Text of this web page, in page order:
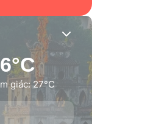
giác: 27°C